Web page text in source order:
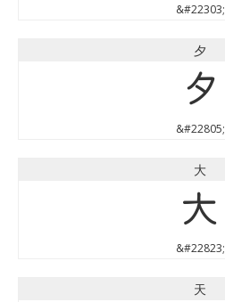
&#22303;
夕
夕
&#22805;
大
大
&#22823;
天